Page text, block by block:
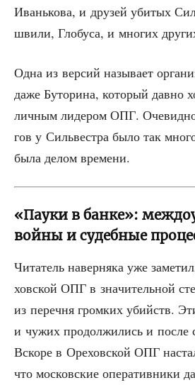
Ивань­ко­ва, и дру­зей уби­тых
шви­ли, Гло­бу­са, и мно­гих
Одна из вер­сий назы­ва­ет
даже Буто­ри­на, кото­рый дав­но
лич­ным лиде­ром ОПГ.
гов у Силь­ве­ст­ра было так
была делом времени.
«Пауки в банке»:
войны и судебные
Чита­тель навер­ня­ка уже
хов­ской ОПГ в зна­чи­тель­ной
из переч­ня гром­ких убийств.
и чужих про­дол­жи­лись и после
Вско­ре в Оре­хов­ской ОПГ
что мос­ков­ские опе­ра­тив­ни­ки